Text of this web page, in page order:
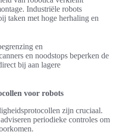
Industriële robots
taken met hoge herhaling en
en
en noodstops beperken de
bij aan lagere
voor robots
zijn cruciaal.
periodieke controles om